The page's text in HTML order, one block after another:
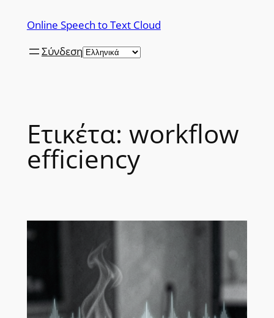
περιεχόμενο
Online Speech to Text Cloud
Σύνδεση
Ετικέτα: workflow
efficiency